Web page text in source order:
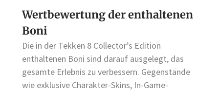
Wertbewertung der enthaltenen
Boni
Die in der Tekken 8 Collector’s Edition
enthaltenen Boni sind darauf ausgelegt, das
gesamte Erlebnis zu verbessern. Gegenstände
wie exklusive Charakter-Skins, In-Game-